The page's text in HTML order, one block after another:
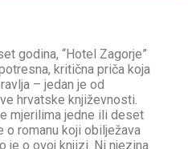
godina, “Hotel Zagorje”
kritična priča koja
– jedan je od
hrvatske književnosti.
mjerilima jedne ili deset
o romanu koji obilježava
je o ovoj knjizi. Ni njezina